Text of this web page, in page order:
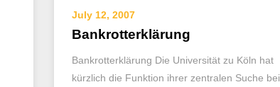
July 12, 2007
Bankrotterklärung
Bankrotterklärung Die Universität zu Köln hat
kürzlich die Funktion ihrer zentralen Suche bei